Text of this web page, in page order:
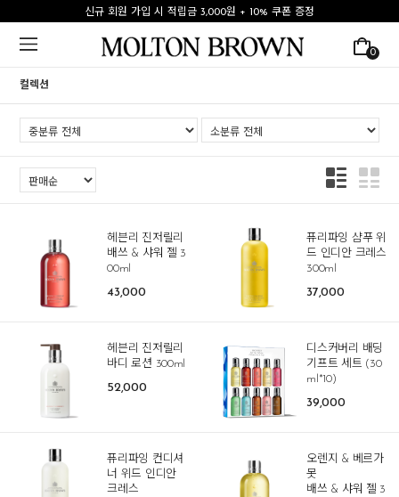
신규 회원 가입 시 적립금 3,000원 + 10% 쿠폰 증정
0
컬렉션
헤븐리 진저릴리
배쓰 & 샤워 젤 3
00ml
43,000
퓨리파잉 샴푸 위
드 인디안 크레스
300ml
37,000
헤븐리 진저릴리
바디 로션 300ml
52,000
디스커버리 배딩
기프트 세트 (30
ml*10)
39,000
퓨리파잉 컨디셔
너 위드 인디안
크레스
오렌지 & 베르가
못
배쓰 & 샤워 젤 3